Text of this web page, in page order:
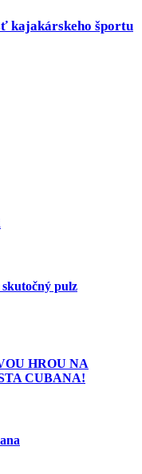
kajakárskeho športu
pulz
HROU NA
CUBANA!